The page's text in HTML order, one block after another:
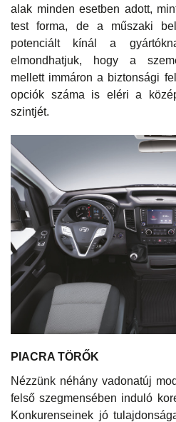
alak minden esetben adott,
test forma, de a műszaki
potenciált kínál a
elmondhatjuk, hogy a
mellett immáron a biztonsági
opciók száma is eléri a
szintjét.
PIACRA TÖRŐK
Nézzünk néhány vadonatúj
felső szegmensében induló
Konkurenseinek jó